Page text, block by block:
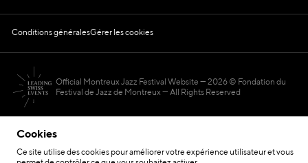
Cookies
Ce site utilise des cookies pour améliorer votre expérience utilisateur et vous
Conditions généralesGérer les cookies
Official Montreux Jazz Festival Website
2026 © Fondation du
Festival de Jazz de Montreux — All Rights Reserved